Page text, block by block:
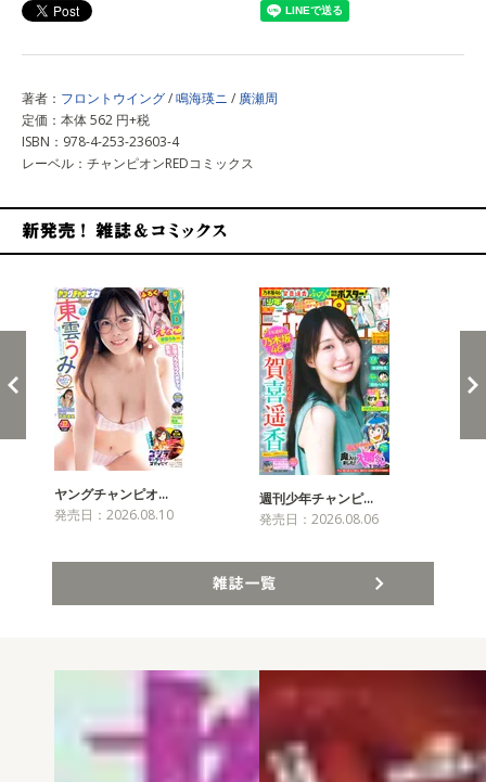
著者： フロントウイング/鳴海瑛ニ / 廣瀬周
定価：本体 562 円+税
ISBN：978-4-253-23603-4
レーベル：チャンピオンREDコミックス
ヤングチャンピオ…
発売日：2026.08.10
週刊少年チャンピ…
発売日：2026.08.06